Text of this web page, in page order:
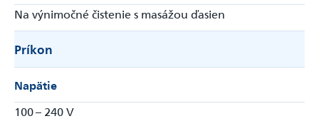
Na výnimočné čistenie s masážou ďasien
Príkon
Napätie
100 – 240 V